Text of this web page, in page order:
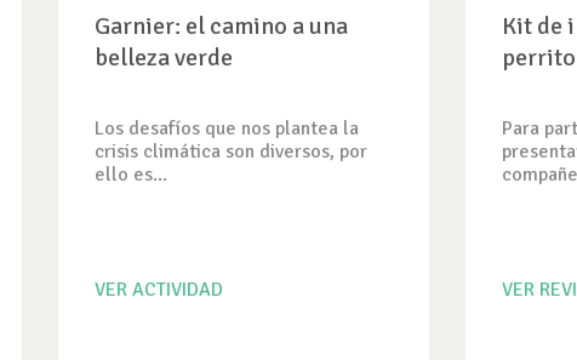
Garnier: el camino a una
belleza verde
Los desafíos que nos plantea la
crisis climática son diversos, por
ello es...
VER ACTIVIDAD
Kit de
Para
VER